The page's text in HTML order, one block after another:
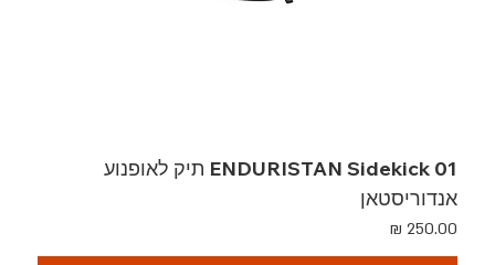
ENDURISTAN Sidekick 01 תיק לאופנוע
אנדוריסטאן
מחיר